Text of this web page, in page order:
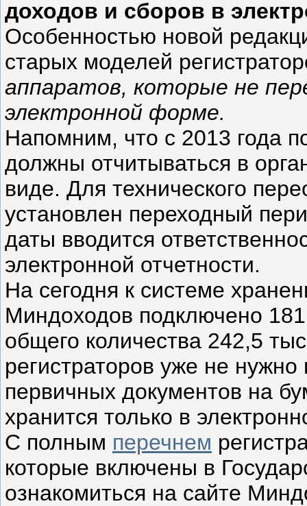
доходов и сборов в
Особенностью новой
старых моделей
аппаратов, которые не
электронной форме.
Напомним, что с 2013 года
должны отчитываться в
виде. Для технического
установлен переходный
даты вводится
электронной отчетности.
На сегодня к системе
Миндоходов подключено
общего количества 242,5
регистраторов уже не
первичных документов на
хранится только в
С полным перечнем
которые включены в
ознакомиться на сайте